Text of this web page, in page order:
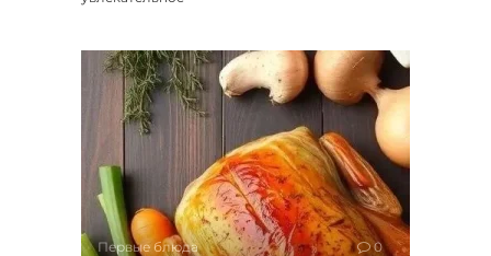
Первые блюда 0